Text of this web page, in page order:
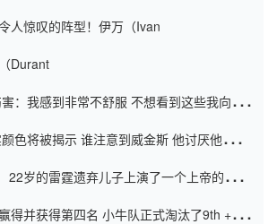
人惊叹的阵型！伊万（Ivan
Durant
：我感到非常不舒服 不想看到这些我向他
色将被揭示 谁注意到威金斯 他讨厌他的老
22岁的雷霆遗弃儿子上演了一个上帝的剧
得并获得第四名 小牛队正式淘汰了9th + 76